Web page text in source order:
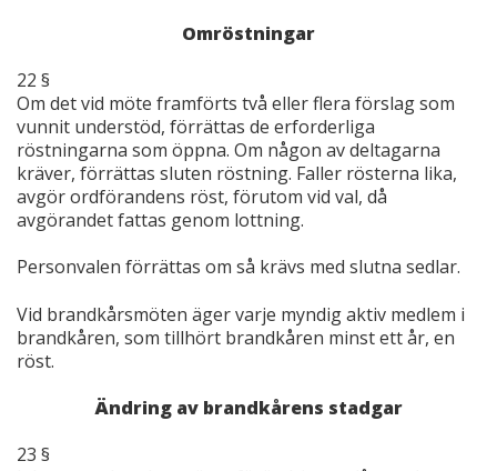
Omröstningar
22 §
Om det vid möte framförts två eller flera förslag som
vunnit understöd, förrättas de erforderliga
röstningarna som öppna. Om någon av deltagarna
kräver, förrättas sluten röstning. Faller rösterna lika,
avgör ordförandens röst, förutom vid val, då
avgörandet fattas genom lottning.
Personvalen förrättas om så krävs med slutna sedlar.
Vid brandkårsmöten äger varje myndig aktiv medlem i
brandkåren, som tillhört brandkåren minst ett år, en
röst.
Ändring av brandkårens stadgar
23 §